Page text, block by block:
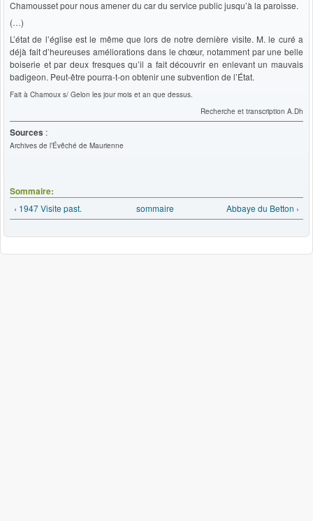
Chamousset pour nous amener du car du service public jusqu’à la paroisse.
(…)
L’état de l’église est le même que lors de notre dernière visite. M. le curé a
déjà fait d’heureuses améliorations dans le chœur, notamment par une belle
boiserie et par deux fresques qu’il a fait découvrir en enlevant un mauvais
badigeon. Peut-être pourra-t-on obtenir une subvention de l’État.
Fait à Chamoux s/ Gelon les jour mois et an que dessus.
Recherche et transcription A.Dh
Sources :
Archives de l’Évêché de Maurienne
Sommaire:
‹ 1947 Visite past. sommaire Abbaye du Betton ›